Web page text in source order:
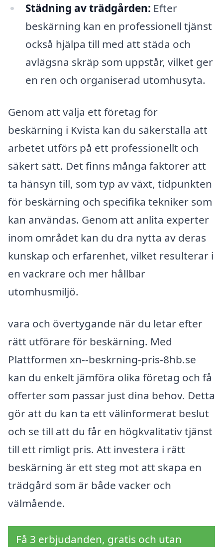
Städning av trädgården: Efter
beskärning kan en professionell tjänst
också hjälpa till med att städa och
avlägsna skräp som uppstår, vilket ger
en ren och organiserad utomhusyta.
Genom att välja ett företag för
beskärning i Kvista kan du säkerställa att
arbetet utförs på ett professionellt och
säkert sätt. Det finns många faktorer att
ta hänsyn till, som typ av växt, tidpunkten
för beskärning och specifika tekniker som
kan användas. Genom att anlita experter
inom området kan du dra nytta av deras
kunskap och erfarenhet, vilket resulterar i
en vackrare och mer hållbar
utomhusmiljö.
vara och övertygande när du letar efter
rätt utförare för beskärning. Med
Plattformen xn--beskrning-pris-8hb.se
kan du enkelt jämföra olika företag och få
offerter som passar just dina behov. Detta
gör att du kan ta ett välinformerat beslut
och se till att du får en högkvalitativ tjänst
till ett rimligt pris. Att investera i rätt
beskärning är ett steg mot att skapa en
trädgård som är både vacker och
välmående.
Få 3 erbjudanden, gratis och utan